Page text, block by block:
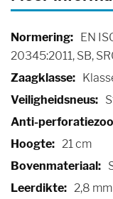
Meer
informatie
EN
20345:2011, SB,
21 cm
2,8 mm